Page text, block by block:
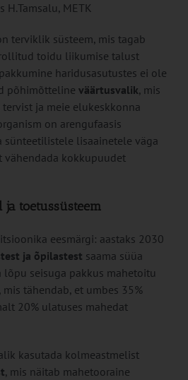
H.Tamsalu, METK
terviklik süsteem, mis tagab
toidu liikumise talust
haridusasutustes ei ole
põhimõtteline väärtusvalik, mis
ja meie elukeskkonna
on arengufaasis
sünteetilistele lisaainetele väga
kokkupuudet
ja toetussüsteem
eesmärgi: aastaks 2030
ja õpilastest saama süüa
lõpu seisuga pakkus mahetoitu
tähendab, et umbes 35%
20% ulatuses mahedat
kasutada kolmeastmelist
, mis näitab mahetooraine